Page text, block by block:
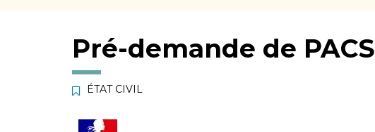
Pré-demande de PACS
ÉTAT CIVIL